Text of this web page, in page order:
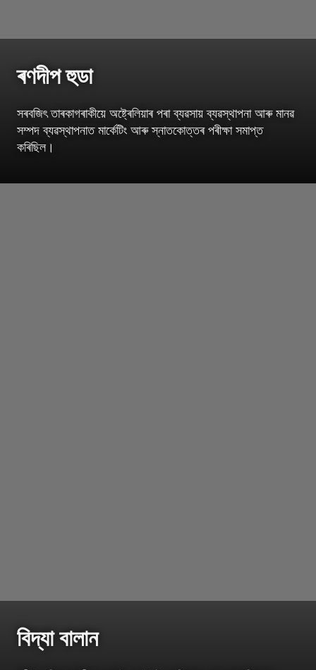
ৰণদীপ হুডা
সৰবজিৎ তাৰকাগৰাকীয়ে অষ্ট্ৰেলিয়াৰ পৰা ব্যৱসায় ব্যৱস্থাপনা আৰু মানৱ
সম্পদ ব্যৱস্থাপনাত মাৰ্কেটিং আৰু স্নাতকোত্তৰ পৰীক্ষা সমাপ্ত
কৰিছিল।
বিদ্যা বালান